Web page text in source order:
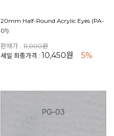
20mm Half-Round Acrylic Eyes (PA-
01)
판매가 : 11,000원
세일 최종가격 : 10,450원 5%